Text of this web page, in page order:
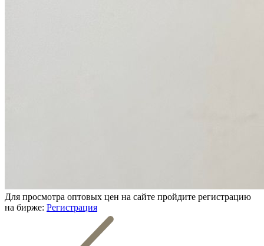
Для просмотра оптовых цен на сайте пройдите регистрацию
на бирже: Регистрация